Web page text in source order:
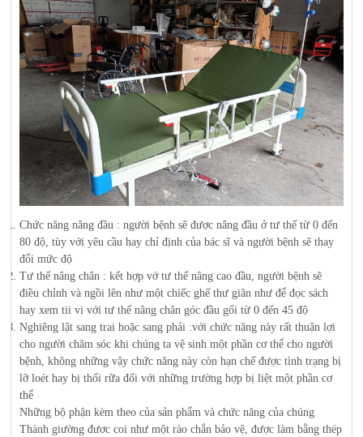
Chức năng nâng đầu : người bệnh sẽ được nâng đầu ở tư thế từ 0 đến
80 độ, tùy với yêu cầu hay chỉ định của bác sĩ và người bệnh sẽ thay
đổi mức độ
Tư thế nâng chân : kết hợp vớ tư thế nâng cao đầu, người bệnh sẽ
điều chỉnh và ngồi lên như một chiếc ghế thư giãn như để đọc sách
hay xem tii vi với tư thế nâng chân góc đầu gối từ 0 đến 45 độ
Nghiêng lật sang trai hoặc sang phải :với chức năng này rất thuận lợi
cho người chăm sóc khi chúng ta vệ sinh một phần cơ thể cho người
bệnh, không những vậy chức năng này còn hạn chế được tình trạng bị
lỡ loét hay bị thối rữa đối với những trường hợp bị liệt một phần cơ
thể
Những bộ phận kèm theo của sản phẩm và chức năng của chúng
Thành giường đươc coi như một rào chắn bảo vệ, được làm bằng thép